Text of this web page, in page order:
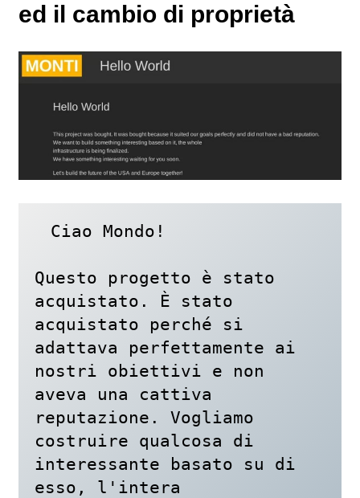
ed il cambio di proprietà
Ciao Mondo!
Questo progetto è stato
acquistato. È stato
acquistato perché si
adattava perfettamente ai
nostri obiettivi e non
aveva una cattiva
reputazione. Vogliamo
costruire qualcosa di
interessante basato su di
esso, l'intera